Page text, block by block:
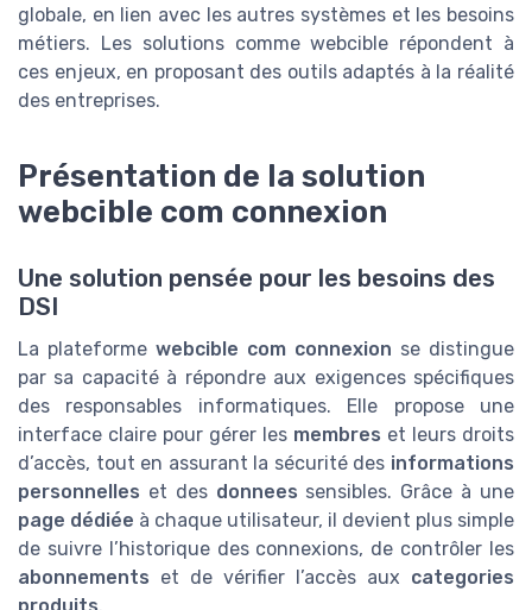
globale, en lien avec les autres systèmes et les besoins
métiers. Les solutions comme webcible répondent à
ces enjeux, en proposant des outils adaptés à la réalité
des entreprises.
Présentation de la solution
webcible com connexion
Une solution pensée pour les besoins des
DSI
La plateforme webcible com connexion se distingue
par sa capacité à répondre aux exigences spécifiques
des responsables informatiques. Elle propose une
interface claire pour gérer les membres et leurs droits
d’accès, tout en assurant la sécurité des informations
personnelles et des donnees sensibles. Grâce à une
page dédiée à chaque utilisateur, il devient plus simple
de suivre l’historique des connexions, de contrôler les
abonnements et de vérifier l’accès aux categories